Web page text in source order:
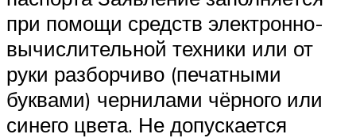
при помощи средств электронно-
вычислительной техники или от
руки разборчиво (печатными
буквами) чернилами чёрного или
синего цвета. Не допускается